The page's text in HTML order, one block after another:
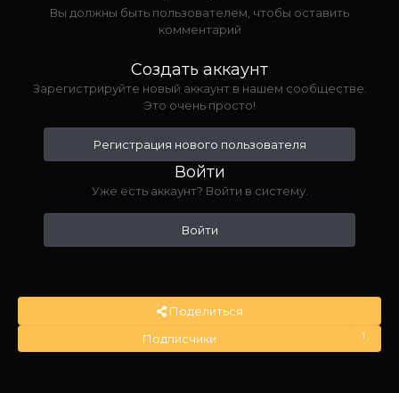
Вы должны быть пользователем, чтобы оставить
комментарий
Создать аккаунт
Зарегистрируйте новый аккаунт в нашем сообществе.
Это очень просто!
Регистрация нового пользователя
Войти
Уже есть аккаунт? Войти в систему.
Войти
Поделиться
Подписчики
1